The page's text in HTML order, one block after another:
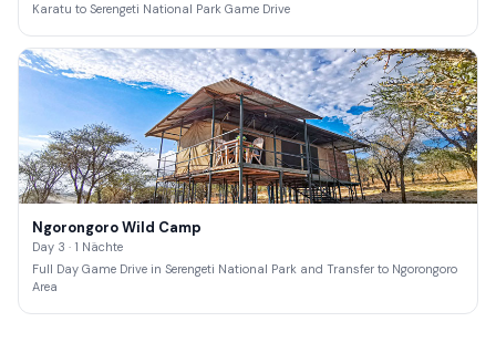
Karatu to Serengeti National Park Game Drive
Ngorongoro Wild Camp
Day 3 · 1 Nächte
Full Day Game Drive in Serengeti National Park and Transfer to Ngorongoro
Area